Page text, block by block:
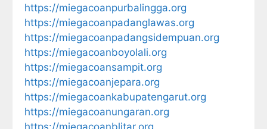
https://miegacoanpurbalingga.org
https://miegacoanpadanglawas.org
https://miegacoanpadangsidempuan.org
https://miegacoanboyolali.org
https://miegacoansampit.org
https://miegacoanjepara.org
https://miegacoankabupatengarut.org
https://miegacoanungaran.org